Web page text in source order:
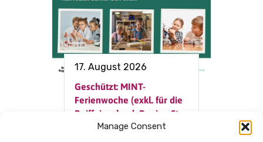
Manage Consent
17. August 2026
Geschützt: MINT-
Ferienwoche (exkl. für die
Raiffeisenbank Region St.
Pölten)